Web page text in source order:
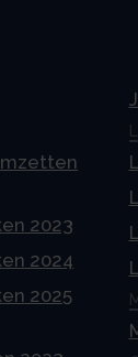
2023
2024
2025
M